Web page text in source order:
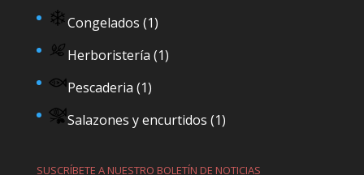
Congelados (1)
Herboristería (1)
Pescaderia (1)
Salazones y encurtidos (1)
SUSCRÍBETE A NUESTRO BOLETÍN DE NOTICIAS